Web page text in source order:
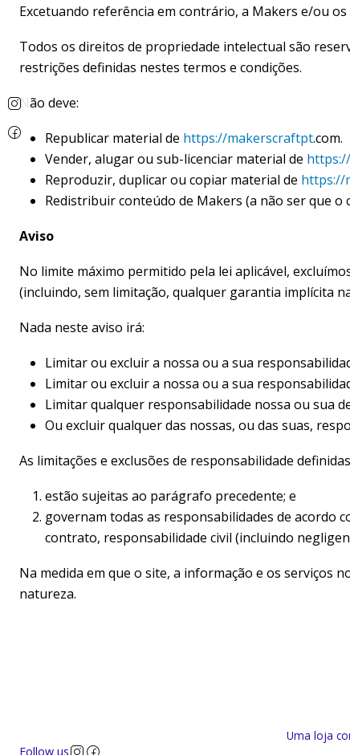
Excetuando referência em contrário, a Makers e/ou
Todos os direitos de propriedade intelectual são
restrições definidas nestes termos e condições.
Não deve:
Republicar material de https://makerscraftpt.com.
Vender, alugar ou sub-licenciar material de https://
Reproduzir, duplicar ou copiar material de https://
Redistribuir conteúdo de Makers (a não ser que
Aviso
No limite máximo permitido pela lei aplicável,
(incluindo, sem limitação, qualquer garantia implícita
Nada neste aviso irá:
Limitar ou excluir a nossa ou a sua
Limitar ou excluir a nossa ou a sua
Limitar qualquer responsabilidade nossa ou sua
Ou excluir qualquer das nossas, ou das suas,
As limitações e exclusões de responsabilidade
estão sujeitas ao parágrafo precedente; e
governam todas as responsabilidades de acordo
contrato, responsabilidade civil (incluindo
Na medida em que o site, a informação e os serviços
natureza.
Uma loja
Follow us